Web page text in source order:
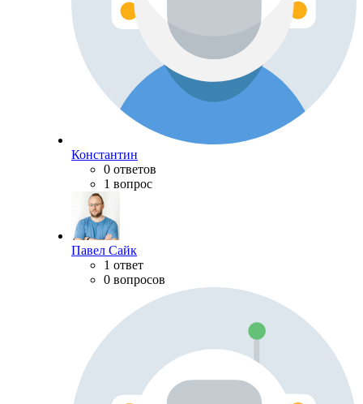
Константин
0 ответов
1 вопрос
Павел Сайк
1 ответ
0 вопросов